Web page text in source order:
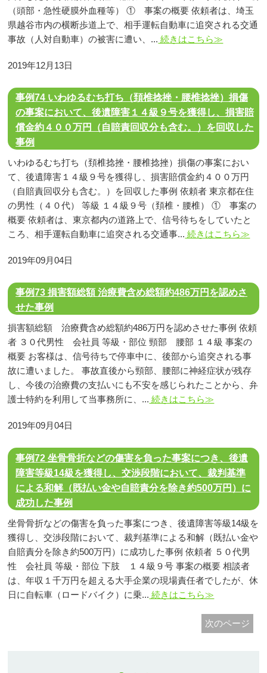
（頭部・急性硬膜外血種等） ① 事案の概要 依頼者は、埼玉
県越谷市内の横断歩道上で、相手運転自動車に追突される交通
事故（人対自動車）の被害に遭い、... 続きはこちら≫
2019年12月13日
事例74 いわゆるむち打ち（頚椎捻挫・腰椎捻挫）損傷
の事案において、後遺障害１４級９号を獲得し、損害賠
償金約４００万円（自賠責回収分も含む。）を回収した
事例
いわゆるむち打ち（頚椎捻挫・腰椎捻挫）損傷の事案におい
て、後遺障害１４級９号を獲得し、損害賠償金約４００万円
（自賠責回収分も含む。）を回収した事例 依頼者 東京都在住
の男性（４０代） 等級 １４級９号（頚椎・腰椎） ① 事案の
概要 依頼者は、東京都内の道路上で、信号待ちをしていたと
ころ、相手運転自動車に追突される交通事... 続きはこちら≫
2019年09月04日
事例73 損害額総額 治療費含め総額約486万円を認めさ
せた事例
損害額総額 治療費含め総額約486万円を認めさせた事例 依頼
者 ３０代男性 会社員 等級・部位 頸部 腰部 １４級 事案の
概要 お客様は、信号待ちで停車中に、後部から追突される事
故に遭いました。 事故直後から頸部、腰部に神経症状が残存
し、今後の治療費の支払いにも不安を感じられたことから、弁
護士特約を利用して当事務所に、... 続きはこちら≫
2019年09月04日
事例72 坐骨骨折などの傷害を負った事案につき、後遺
障害等級14級を獲得し、交渉段階において、裁判基準
による和解（既払い金や自賠責分を除き約500万円）に
成功した事例
坐骨骨折などの傷害を負った事案につき、後遺障害等級14級を
獲得し、交渉段階において、裁判基準による和解（既払い金や
自賠責分を除き約500万円）に成功した事例 依頼者 ５０代男
性 会社員 等級・部位 下肢 １４級９号 事案の概要 相談者
は、年収１千万円を超える大手企業の現場責任者でしたが、休
日に自転車（ロードバイク）に乗... 続きはこちら≫
次のページ